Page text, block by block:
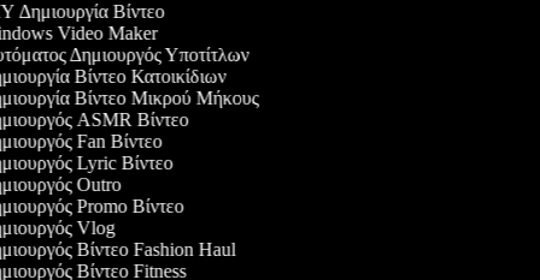
Δημιουργία Βίντεο
Video Maker
Δημιουργός Υποτίτλων
Βίντεο Κατοικίδιων
Βίντεο Μικρού Μήκους
ASMR Βίντεο
Fan Βίντεο
Lyric Βίντεο
Outro
Promo Βίντεο
Vlog
Βίντεο Fashion Haul
Βίντεο Fitness